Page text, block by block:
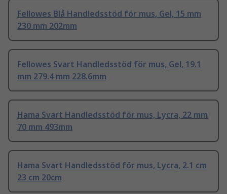
Fellowes Blå Handledsstöd för mus, Gel, 15 mm
230 mm 202mm
Fellowes Svart Handledsstöd för mus, Gel, 19.1
mm 279.4 mm 228.6mm
Hama Svart Handledsstöd för mus, Lycra, 22 mm
70 mm 493mm
Hama Svart Handledsstöd för mus, Lycra, 2.1 cm
23 cm 20cm